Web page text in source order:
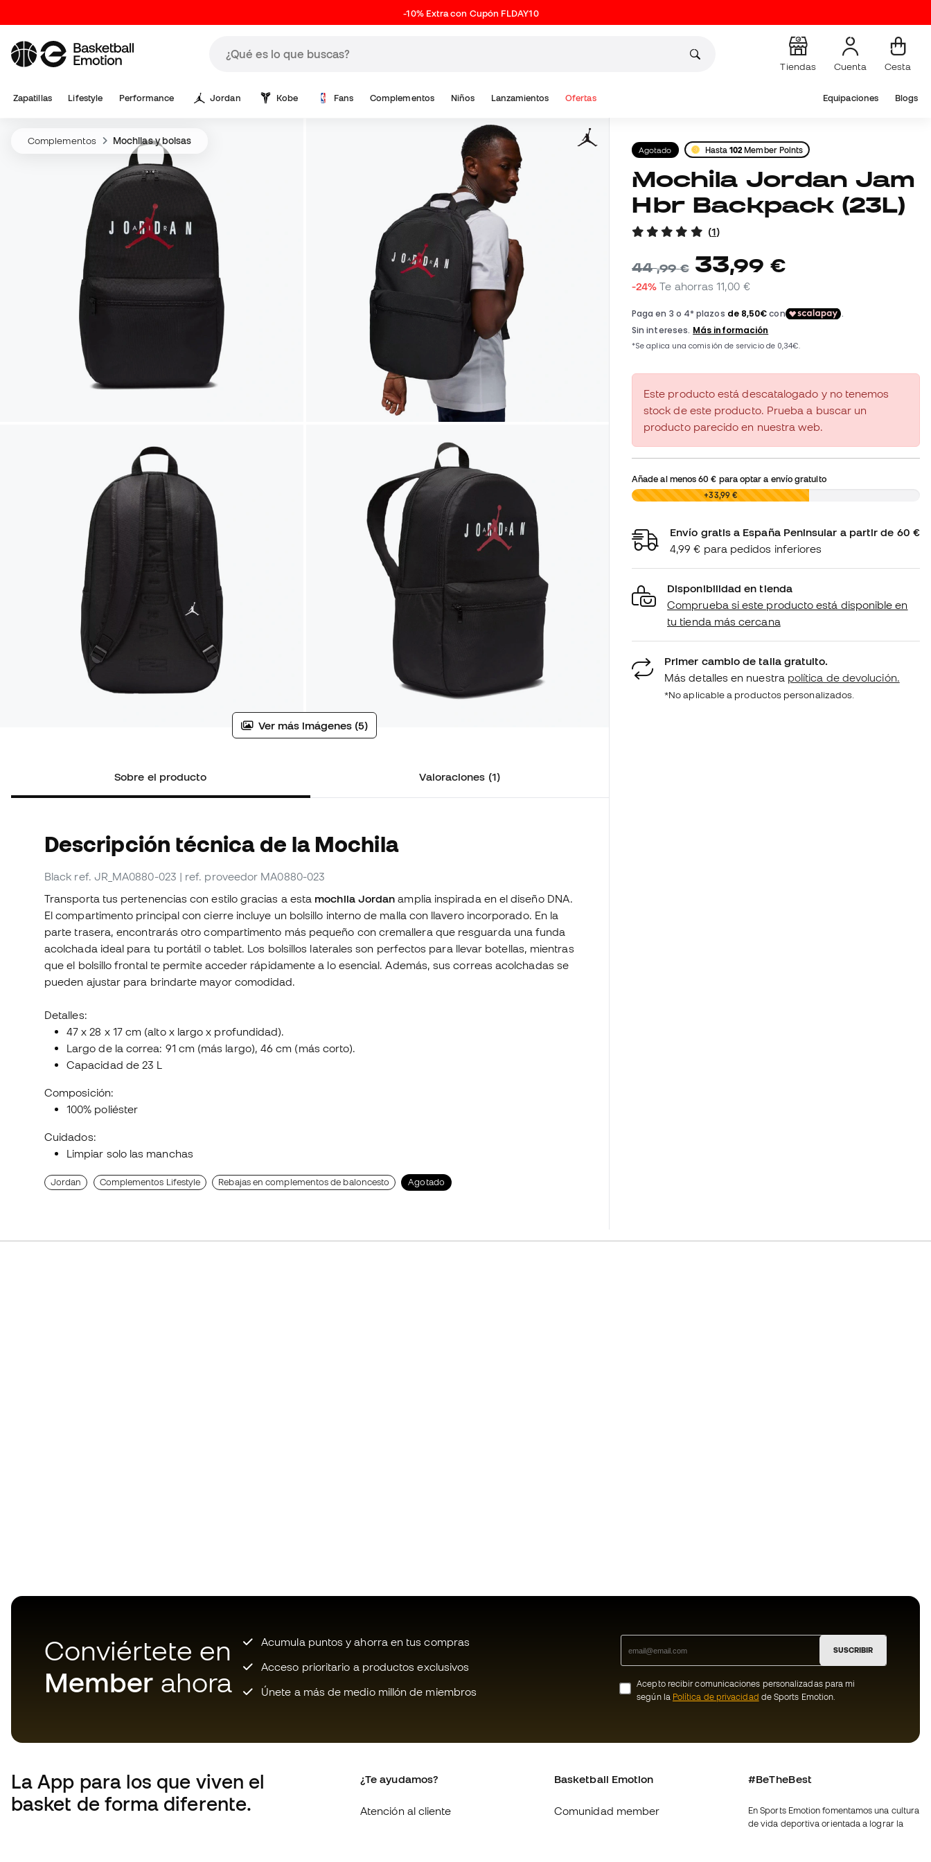
-10% Extra con Cupón FLDAY10
Tiendas Cuenta Cesta
Zapatillas Lifestyle Performance Jordan Kobe Fans Complementos Niños Lanzamientos Ofertas Equipaciones Blogs
Complementos Mochilas y bolsas
Ver más imágenes (5)
Sobre el producto Valoraciones (1)
Descripción técnica de la Mochila
Black ref. JR_MA0880-023 | ref. proveedor MA0880-023
Transporta tus pertenencias con estilo gracias a esta mochila Jordan amplia inspirada en el diseño DNA.
El compartimento principal con cierre incluye un bolsillo interno de malla con llavero incorporado. En la
parte trasera, encontrarás otro compartimento más pequeño con cremallera que resguarda una funda
acolchada ideal para tu portátil o tablet. Los bolsillos laterales son perfectos para llevar botellas, mientras
que el bolsillo frontal te permite acceder rápidamente a lo esencial. Además, sus correas acolchadas se
pueden ajustar para brindarte mayor comodidad.
Detalles:
47 x 28 x 17 cm (alto x largo x profundidad).
Largo de la correa: 91 cm (más largo), 46 cm (más corto).
Capacidad de 23 L
Composición:
100% poliéster
Cuidados:
Limpiar solo las manchas
Jordan Complementos Lifestyle Rebajas en complementos de baloncesto Agotado
Agotado Hasta102 Member Points
Mochila Jordan Jam
Hbr Backpack (23L)
(1)
44,99 € 33,99 €
-24% Te ahorras11,00 €
Este producto está descatalogado y no tenemos
stock de este producto. Prueba a buscar un
producto parecido en nuestra web.
Añade al menos60 € para optar a envío gratuito
0,00 € +33,99 €
Envío gratis a España Peninsular a partir de 60 €
4,99 € para pedidos inferiores
Disponibilidad en tienda
Comprueba si este producto está disponible en
tu tienda más cercana
Primer cambio de talla gratuito.
Más detalles en nuestra política de devolución.
*No aplicable a productos personalizados.
Conviértete en
Member ahora
Acumula puntos y ahorra en tus compras
Acceso prioritario a productos exclusivos
Únete a más de medio millón de miembros
SUSCRIBIR
Acepto recibir comunicaciones personalizadas para mi
según la Política de privacidad de Sports Emotion.
La App para los que viven el
basket de forma diferente.
¿Te ayudamos?
Atención al cliente
Basketball Emotion
Comunidad member
#BeTheBest
En Sports Emotion fomentamos una cultura
de vida deportiva orientada a lograr la